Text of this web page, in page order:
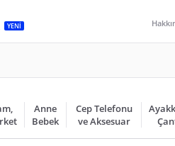
YENİ
Anne
Bebek
Cep Telefonu
ve Aksesuar